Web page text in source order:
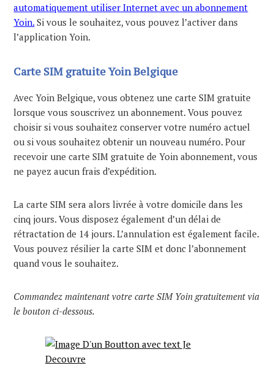
automatiquement utiliser Internet avec un abonnement
Yoin. Si vous le souhaitez, vous pouvez l’activer dans
l’application Yoin.
Carte SIM gratuite Yoin Belgique
Avec Yoin Belgique, vous obtenez une carte SIM gratuite
lorsque vous souscrivez un abonnement. Vous pouvez
choisir si vous souhaitez conserver votre numéro actuel
ou si vous souhaitez obtenir un nouveau numéro. Pour
recevoir une carte SIM gratuite de Yoin abonnement, vous
ne payez aucun frais d’expédition.
La carte SIM sera alors livrée à votre domicile dans les
cinq jours. Vous disposez également d’un délai de
rétractation de 14 jours. L’annulation est également facile.
Vous pouvez résilier la carte SIM et donc l’abonnement
quand vous le souhaitez.
Commandez maintenant votre carte SIM Yoin gratuitement via
le bouton ci-dessous.